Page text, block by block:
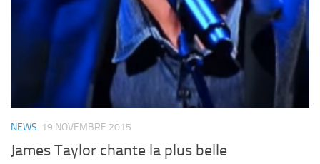
NEWS 19 NOVEMBRE 2015
James Taylor chante la plus belle